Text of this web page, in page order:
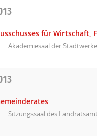
für Wirtschaft,
Akademiesaal der
Sitzungssaal des